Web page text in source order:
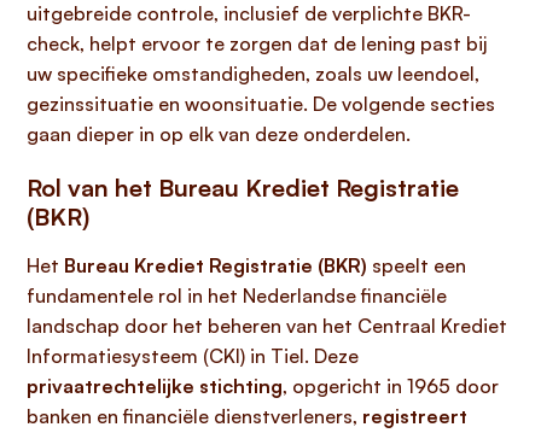
uitgebreide controle, inclusief de verplichte BKR-
check, helpt ervoor te zorgen dat de lening past bij
uw specifieke omstandigheden, zoals uw leendoel,
gezinssituatie en woonsituatie. De volgende secties
gaan dieper in op elk van deze onderdelen.
Rol van het Bureau Krediet Registratie
(BKR)
Het Bureau Krediet Registratie (BKR) speelt een
fundamentele rol in het Nederlandse financiële
landschap door het beheren van het Centraal Krediet
Informatiesysteem (CKI) in Tiel. Deze
privaatrechtelijke stichting, opgericht in 1965 door
banken en financiële dienstverleners, registreert